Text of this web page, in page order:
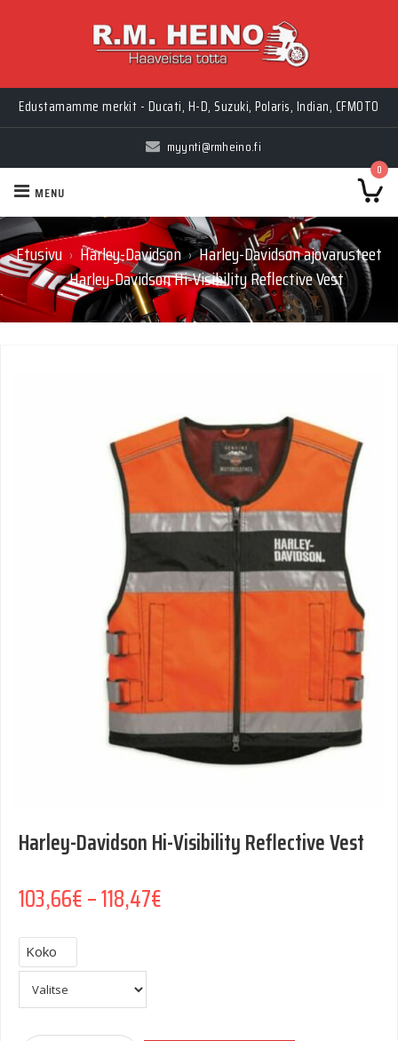
Edustamamme merkit - Ducati, H-D, Suzuki, Polaris, Indian, CFMOTO
myynti@rmheino.fi
0
MENU
Etusivu › Harley-Davidson › Harley-Davidson ajovarusteet
› Harley-Davidson Hi-Visibility Reflective Vest
Harley-Davidson Hi-Visibility Reflective Vest
103,66€–118,47€
Koko